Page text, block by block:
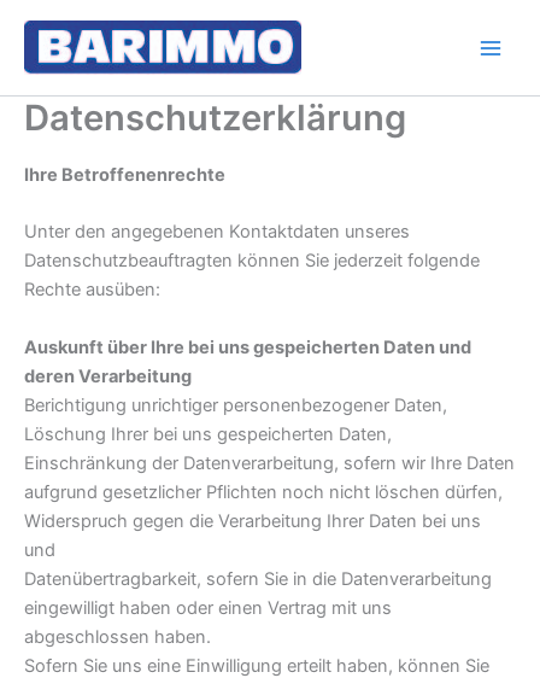
springen
Datenschutzerklärung
Ihre Betroffenenrechte
Unter den angegebenen Kontaktdaten unseres
Datenschutzbeauftragten können Sie jederzeit folgende
Rechte ausüben:
Auskunft über Ihre bei uns gespeicherten Daten und
deren Verarbeitung
Berichtigung unrichtiger personenbezogener Daten,
Löschung Ihrer bei uns gespeicherten Daten,
Einschränkung der Datenverarbeitung, sofern wir Ihre Daten
aufgrund gesetzlicher Pflichten noch nicht löschen dürfen,
Widerspruch gegen die Verarbeitung Ihrer Daten bei uns
und
Datenübertragbarkeit, sofern Sie in die Datenverarbeitung
eingewilligt haben oder einen Vertrag mit uns
abgeschlossen haben.
Sofern Sie uns eine Einwilligung erteilt haben, können Sie